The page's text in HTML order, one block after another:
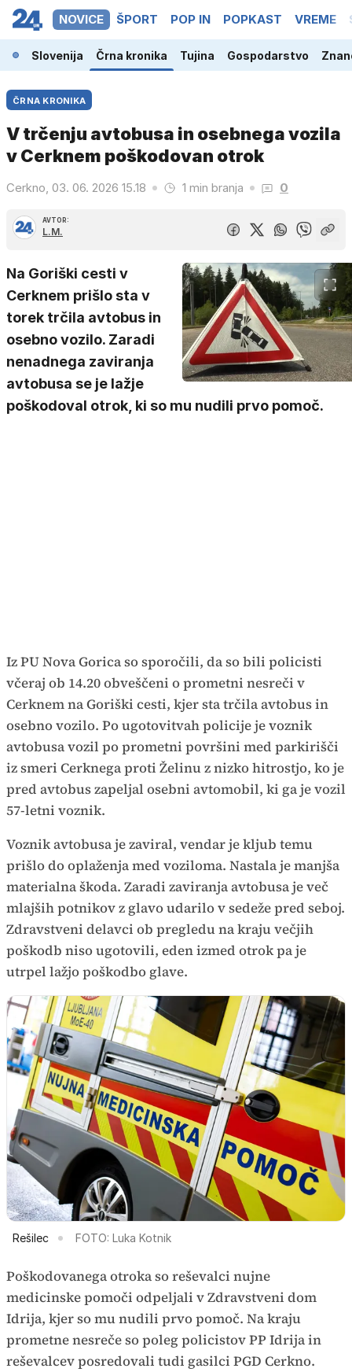
NOVICE ŠPORT POP IN POPKAST VREME
Slovenija Črna kronika Tujina Gospodarstvo
ČRNA KRONIKA
V trčenju avtobusa in osebnega vozila
v Cerknem poškodovan otrok
Cerkno, 03. 06. 2026 15.18 1 min branja 0
AVTOR:
L.M.
Na Goriški cesti v
Cerknem prišlo sta v
torek trčila avtobus in
osebno vozilo. Zaradi
nenadnega zaviranja
avtobusa se je lažje
poškodoval otrok, ki so mu nudili prvo pomoč.
Iz PU Nova Gorica so sporočili, da so bili policisti
včeraj ob 14.20 obveščeni o prometni nesreči v
Cerknem na Goriški cesti, kjer sta trčila avtobus in
osebno vozilo. Po ugotovitvah policije je voznik
avtobusa vozil po prometni površini med parkirišči
iz smeri Cerknega proti Želinu z nizko hitrostjo, ko je
pred avtobus zapeljal osebni avtomobil, ki ga je vozil
57-letni voznik.
Voznik avtobusa je zaviral, vendar je kljub temu
prišlo do oplaženja med voziloma. Nastala je manjša
materialna škoda. Zaradi zaviranja avtobusa je več
mlajših potnikov z glavo udarilo v sedeže pred seboj.
Zdravstveni delavci ob pregledu na kraju večjih
poškodb niso ugotovili, eden izmed otrok pa je
utrpel lažjo poškodbo glave.
Rešilec FOTO: Luka Kotnik
Poškodovanega otroka so reševalci nujne
medicinske pomoči odpeljali v Zdravstveni dom
Idrija, kjer so mu nudili prvo pomoč. Na kraju
prometne nesreče so poleg policistov PP Idrija in
reševalcev posredovali tudi gasilci PGD Cerkno.